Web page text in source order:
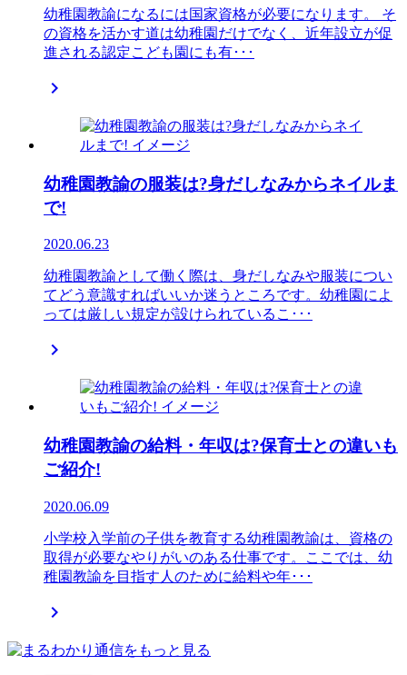
幼稚園教諭になるには国家資格が必要になります。 そ
の資格を活かす道は幼稚園だけでなく、近年設立が促
進される認定こども園にも有･･･

幼稚園教諭の服装は?身だしなみからネイルま
で!
2020.06.23
幼稚園教諭として働く際は、身だしなみや服装につい
てどう意識すればいいか迷うところです。幼稚園によ
っては厳しい規定が設けられているこ･･･

幼稚園教諭の給料・年収は?保育士との違いも
ご紹介!
2020.06.09
小学校入学前の子供を教育する幼稚園教諭は、資格の
取得が必要なやりがいのある仕事です。ここでは、幼
稚園教諭を目指す人のために給料や年･･･
